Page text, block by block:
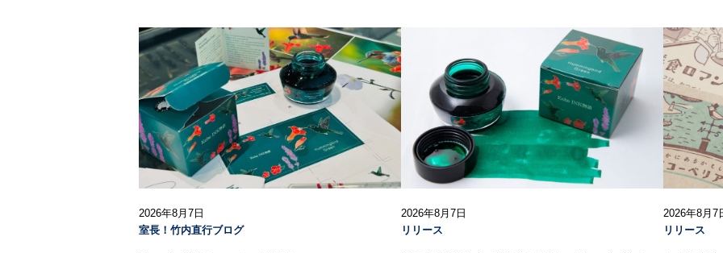
2026年8月7日
室長！竹内直行ブログ
2026年8月7日
リリース
2026年8月7
リリース